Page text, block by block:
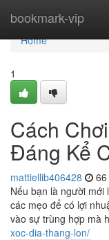
bookmark-vip
Home
Home
1
Cách
Đáng Kể
mattiellib406428
Nếu bạn là người mới
các mẹo để có lợi
vào sự trùng hợp mà
xoc-dia-thang-lon/